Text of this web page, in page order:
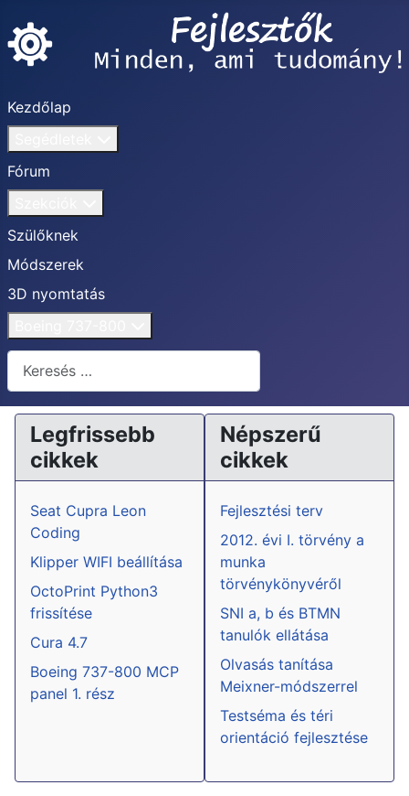
Kezdőlap
Fórum
Szülőknek
Módszerek
3D nyomtatás
Keresés...
Legfrissebb
cikkek
Seat Cupra Leon
Coding
Klipper WIFI beállítása
OctoPrint Python3
frissítése
Cura 4.7
Boeing 737-800 MCP
panel 1. rész
Népszerű
cikkek
Fejlesztési terv
2012. évi I. törvény a
munka
törvénykönyvéről
SNI a, b és BTMN
tanulók ellátása
Olvasás tanítása
Meixner-módszerrel
Testséma és téri
orientáció fejlesztése